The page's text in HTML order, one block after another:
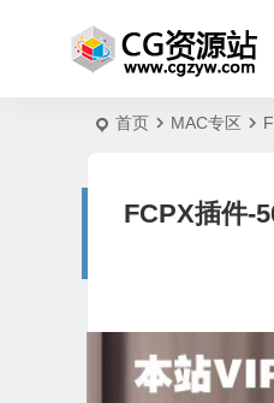
首页 MAC专区
FCPX插件-